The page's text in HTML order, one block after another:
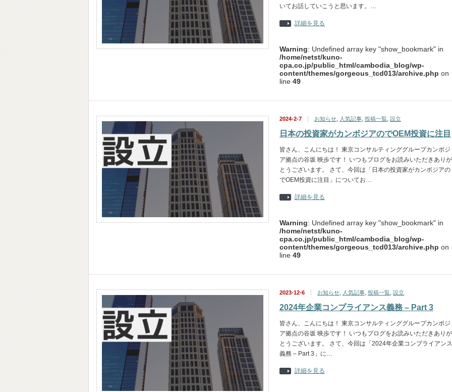
いてお話していこうと思います。…
詳細を見る
Warning: Undefined array key "show_bookmark" in
/home/netst/kuno-
cpa.co.jp/public_html/cambodia_blog/wp-
content/themes/gorgeous_tcd013/archive.php on
line 49
2024-2-7 お知らせ 人気記事 投稿一覧 設立
日本の投資家がカンボジアのでOEM投資に注目
皆さん、こんにちは！ 東京コンサルティンググループカンボジ
ア拠点の谷坂 映歩です！ いつもブログをお読みいただきありが
とうございます。 さて、今回は「日本の投資家がカンボジアの
でOEM投資に注目」についてお…
詳細を見る
Warning: Undefined array key "show_bookmark" in
/home/netst/kuno-
cpa.co.jp/public_html/cambodia_blog/wp-
content/themes/gorgeous_tcd013/archive.php on
line 49
2023-12-6 お知らせ 人気記事 投稿一覧 設立
2024年企業コンプライアンス義務 – Part 3
皆さん、こんにちは！ 東京コンサルティンググループカンボジ
ア拠点の谷坂 映歩です！ いつもブログをお読みいただきありが
とうございます。 さて、今回は「2024年企業コンプライアンス
義務 – Part 3」に…
詳細を見る